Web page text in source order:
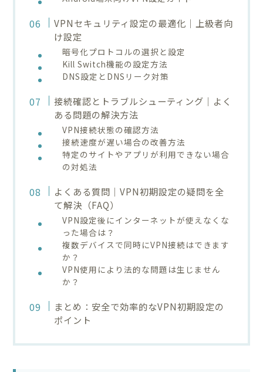
VPNセキュリティ設定の最適化｜上級者向
け設定
暗号化プロトコルの選択と設定
Kill Switch機能の設定方法
DNS設定とDNSリーク対策
接続確認とトラブルシューティング｜よく
ある問題の解決方法
VPN接続状態の確認方法
接続速度が遅い場合の改善方法
特定のサイトやアプリが利用できない場合
の対処法
よくある質問｜VPN初期設定の疑問を全
て解決（FAQ）
VPN設定後にインターネットが使えなくな
った場合は？
複数デバイスで同時にVPN接続はできます
か？
VPN使用により法的な問題は生じません
か？
まとめ：安全で効率的なVPN初期設定の
ポイント